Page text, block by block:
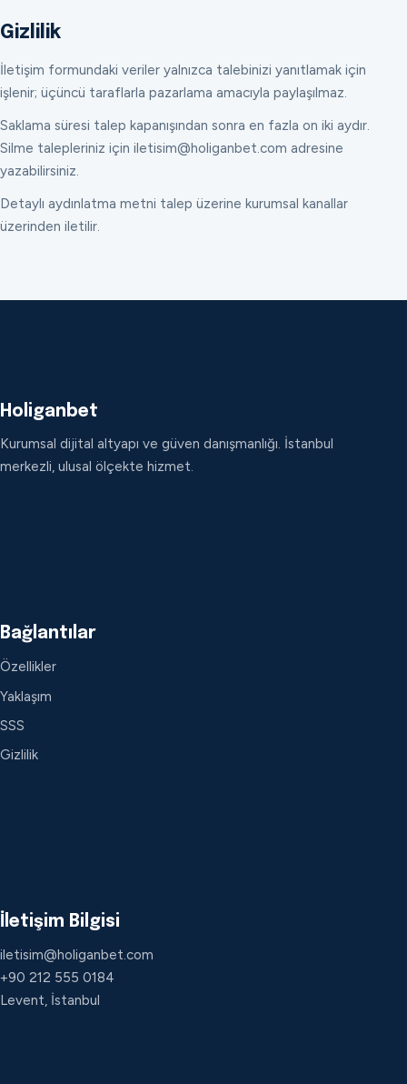
Gizlilik
İletişim formundaki veriler yalnızca talebinizi yanıtlamak için
işlenir; üçüncü taraflarla pazarlama amacıyla paylaşılmaz.
Saklama süresi talep kapanışından sonra en fazla on iki aydır.
Silme talepleriniz için iletisim@holiganbet.com adresine
yazabilirsiniz.
Detaylı aydınlatma metni talep üzerine kurumsal kanallar
üzerinden iletilir.
Holiganbet
Kurumsal dijital altyapı ve güven danışmanlığı. İstanbul
merkezli, ulusal ölçekte hizmet.
Bağlantılar
Özellikler
Yaklaşım
SSS
Gizlilik
İletişim Bilgisi
iletisim@holiganbet.com
+90 212 555 0184
Levent, İstanbul